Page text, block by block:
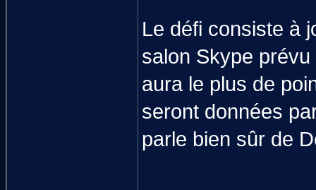
Le défi consiste à
salon Skype
aura le plus de
seront données
parle bien sûr de